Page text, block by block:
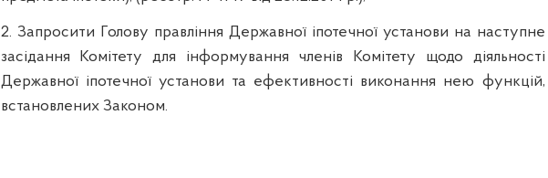
2. Запросити Голову правління Державної іпотечноїустанови на наступне
засідання
Комітету для інформування членів Комітету щодо
діяльності
Державної іпотечноїустанови та ефективності виконання нею функцій,
встановленихЗаконом.